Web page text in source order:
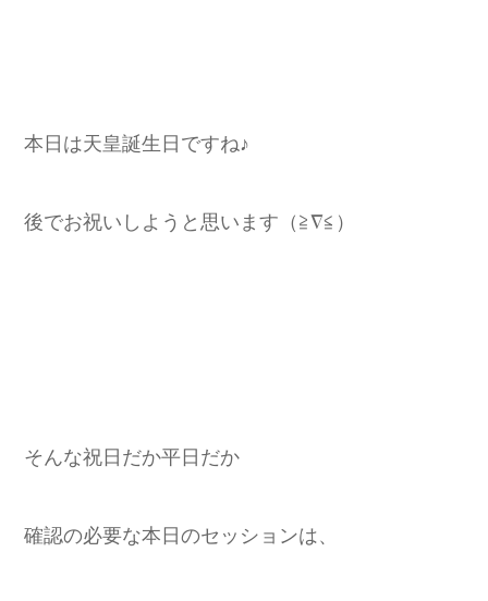
本日は天皇誕生日ですね♪
後でお祝いしようと思います（≧∇≦）
そんな祝日だか平日だか
確認の必要な本日のセッションは、